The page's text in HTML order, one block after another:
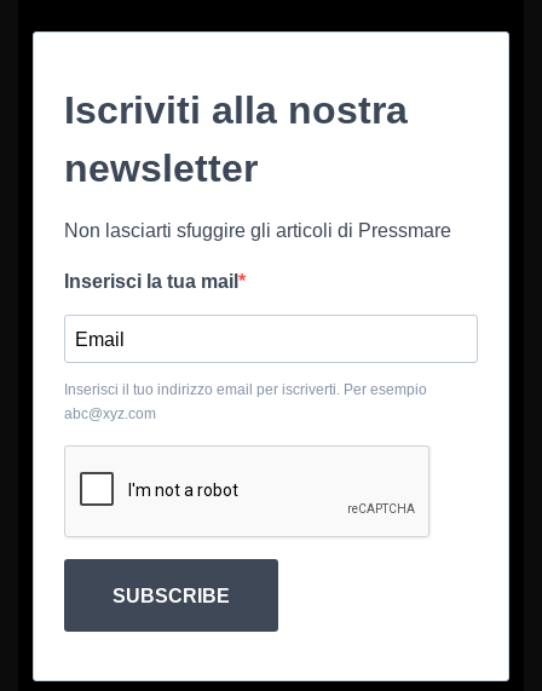
Iscriviti alla nostra
newsletter
Non lasciarti sfuggire gli articoli di Pressmare
Inserisci la tua mail
Inserisci il tuo indirizzo email per iscriverti. Per esempio
abc@xyz.com
SUBSCRIBE